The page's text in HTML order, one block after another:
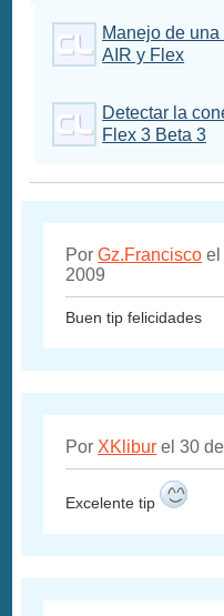
Manejo de
AIR y Flex
Detectar la
Flex 3 Beta 3
PorGz.Francisco el
2009
Buen tip felicidades
Por XKlibur el 30
Excelente tip